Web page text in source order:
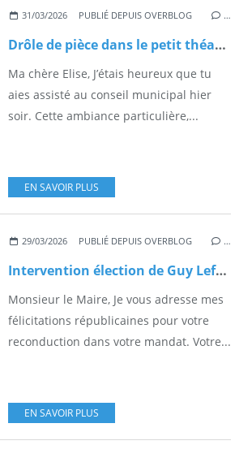
,POLITIQUE
31/03/2026 PUBLIÉ DEPUIS OVERBLOG …
Drôle de pièce dans le petit théatre municipal
Ma chère Elise, J’étais heureux que tu
aies assisté au conseil municipal hier
soir. Cette ambiance particulière,...
EN SAVOIR PLUS
29/03/2026 PUBLIÉ DEPUIS OVERBLOG …
Intervention élection de Guy Lefrand Conseil municipal du 28 mars 2026
Monsieur le Maire, Je vous adresse mes
félicitations républicaines pour votre
reconduction dans votre mandat. Votre...
EN SAVOIR PLUS